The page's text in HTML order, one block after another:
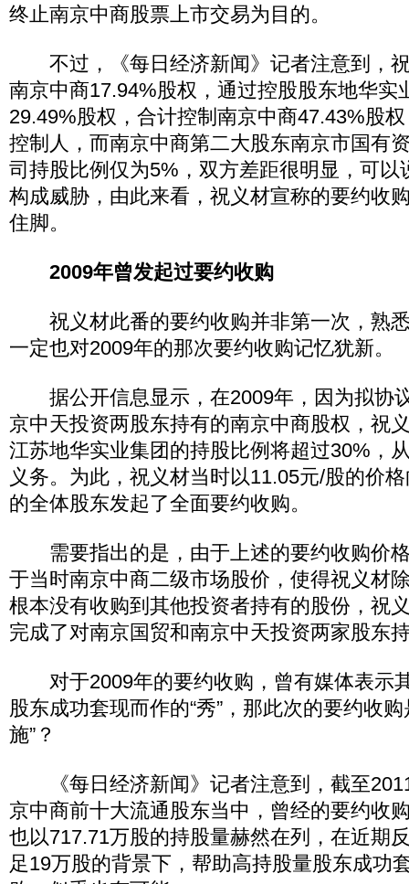
终止南京中商股票上市交易为目的。
不过，《每日经济新闻》记者注意到，
南京中商17.94%股权，通过控股股东地华实
29.49%股权，合计控制南京中商47.43%股
控制人，而南京中商第二大股东南京市国有
司持股比例仅为5%，双方差距很明显，可以
构成威胁，由此来看，祝义材宣称的要约收
住脚。
2009年曾发起过要约收购
祝义材此番的要约收购并非第一次，熟
一定也对2009年的那次要约收购记忆犹新。
据公开信息显示，在2009年，因为拟协
京中天投资两股东持有的南京中商股权，祝
江苏地华实业集团的持股比例将超过30%，
义务。为此，祝义材当时以11.05元/股的价
的全体股东发起了全面要约收购。
需要指出的是，由于上述的要约收购价格
于当时南京中商二级市场股价，使得祝义材
根本没有收购到其他投资者持有的股份，祝
完成了对南京国贸和南京中天投资两家股东
对于2009年的要约收购，曾有媒体表示
股东成功套现而作的“秀”，那此次的要约收
施”？
《每日经济新闻》记者注意到，截至
京中商前十大流通股东当中，曾经的要约
也以717.71万股的持股量赫然在列，在近期
足19万股的背景下，帮助高持股量股东成功